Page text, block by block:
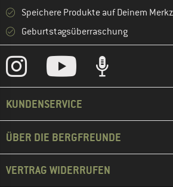
Speichere Produkte auf Deinem
Geburtstagsüberraschung
KUNDENSERVICE
ÜBER DIE BERGFREUNDE
VERTRAG WIDERRUFEN